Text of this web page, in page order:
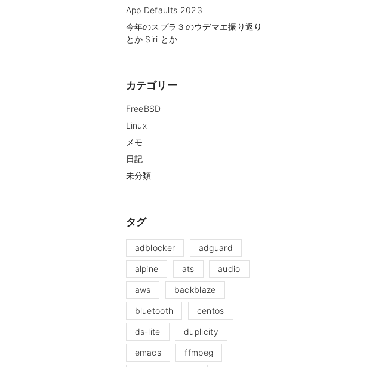
App Defaults 2023
今年のスプラ３のウデマエ振り返り
とか Siri とか
カテゴリー
FreeBSD
Linux
メモ
日記
未分類
タグ
adblocker adguard
alpine ats audio
aws backblaze
bluetooth centos
ds-lite duplicity
emacs ffmpeg